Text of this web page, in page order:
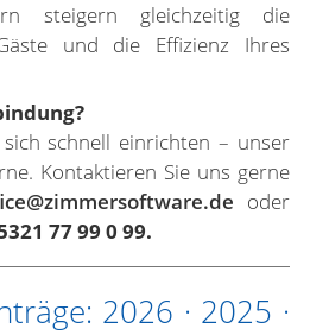
steigern gleichzeitig die
und die Effizienz Ihres
schnell einrichten – unser
Kontaktieren Sie uns gerne
oder
77 99 0 99.
2026 · 2025 ·